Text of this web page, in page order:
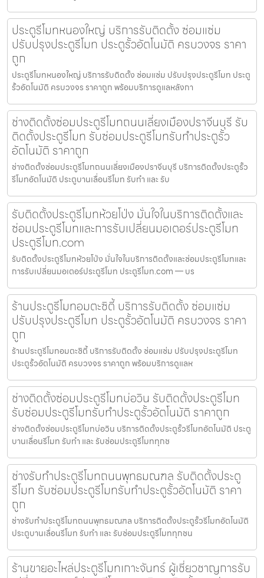
ประตูรีโมทหนองใหญ่ บริการรับติดตั้ง ซ่อมแซ่ม
ปรับปรุงประตูรีโมท ประตูรั้วอัตโนมัติ ครบวงจร ราคา
ถูก
ประตูรีโมทหนองใหญ่ บริการรับติดตั้ง ซ่อมแซ่ม ปรับปรุงประตูรีโมท ประตู
รั้วอัตโนมัติ ครบวงจร ราคาถูก พร้อมบริการดูแลหลังกา
ช่างติดตั้งซ่อมประตูรีโมทถนนเลี่ยงเมืองปราจีนบุรี รับ
ติดตั้งประตูรีโมท รับซ่อมประตูรีโมทรับทำประตูรั้ว
อัตโนมัติ ราคาถูก
ช่างติดตั้งซ่อมประตูรีโมทถนนเลี่ยงเมืองปราจีนบุรี บริการติดตั้งประตูรั้ว
รีโมทอัตโนมัติ ประตูบานเลื่อนรีโมท รับทำ และ รับ
รับติดตั้งประตูรีโมทห้วยโป่ง มั่นใจในบริการติดตั้งและ
ซ่อมประตูรีโมทและการรับเปลี่ยนมอเตอร์ประตูรีโมท
ประตูรีโมท.com
รับติดตั้งประตูรีโมทห้วยโป่ง มั่นใจในบริการติดตั้งและซ่อมประตูรีโมทและ
การรับเปลี่ยนมอเตอร์ประตูรีโมท ประตูรีโมท.com — บร
ร้านประตูรีโมทอมตะซิตี้ บริการรับติดตั้ง ซ่อมแซ่ม
ปรับปรุงประตูรีโมท ประตูรั้วอัตโนมัติ ครบวงจร ราคา
ถูก
ร้านประตูรีโมทอมตะซิตี้ บริการรับติดตั้ง ซ่อมแซ่ม ปรับปรุงประตูรีโมท
ประตูรั้วอัตโนมัติ ครบวงจร ราคาถูก พร้อมบริการดูแลห
ช่างติดตั้งซ่อมประตูรีโมทบ่อวิน รับติดตั้งประตูรีโมท
รับซ่อมประตูรีโมทรับทำประตูรั้วอัตโนมัติ ราคาถูก
ช่างติดตั้งซ่อมประตูรีโมทบ่อวิน บริการติดตั้งประตูรั้วรีโมทอัตโนมัติ ประตู
บานเลื่อนรีโมท รับทำ และ รับซ่อมประตูรีโมททุกช
ช่างรับทำประตูรีโมทถนนพุทธมณฑล รับติดตั้งประตู
รีโมท รับซ่อมประตูรีโมทรับทำประตูรั้วอัตโนมัติ ราคา
ถูก
ช่างรับทำประตูรีโมทถนนพุทธมณฑล บริการติดตั้งประตูรั้วรีโมทอัตโนมัติ
ประตูบานเลื่อนรีโมท รับทำ และ รับซ่อมประตูรีโมททุกชน
ร้านขายอะไหล่ประตูรีโมทเกาะจันทร์ ผู้เชี่ยวชาญการรับ